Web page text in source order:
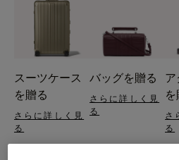
スーツケース
を贈る
さらに詳しく見
る
バッグを贈る
さらに詳しく見
る
さ
る